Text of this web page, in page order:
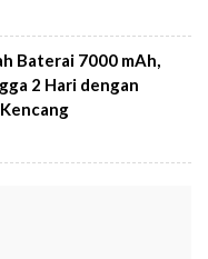
Baterai 7000 mAh,
2 Hari dengan